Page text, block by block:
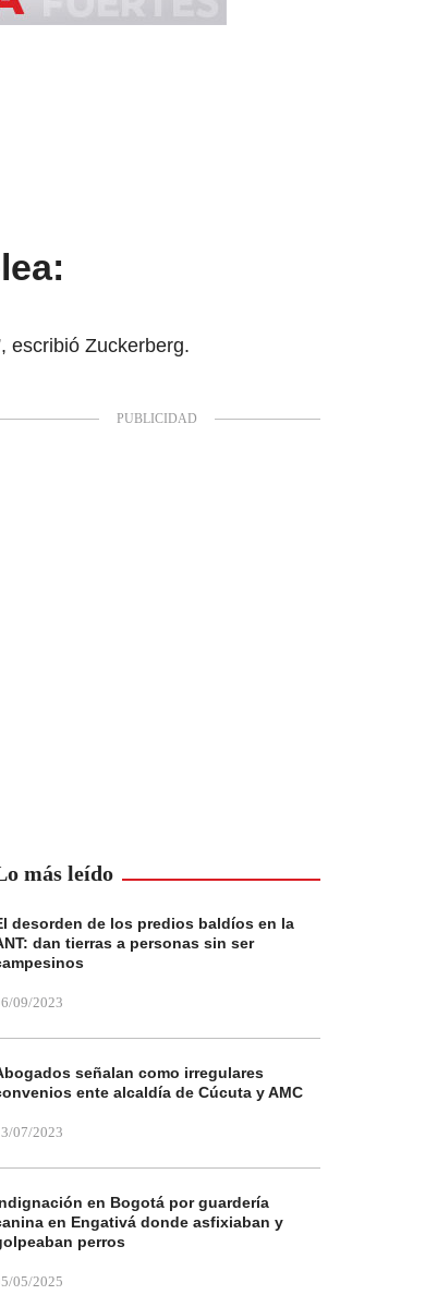
escribió Zuckerberg.
más leído
desorden de los predios baldíos en la
dan tierras a personas sin ser
09/2023
señalan como irregulares
ente alcaldía de Cúcuta y AMC
07/2023
en Bogotá por guardería
en Engativá donde asfixiaban y
perros
05/2025